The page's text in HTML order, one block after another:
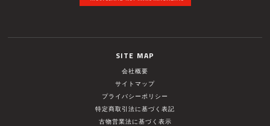
SITE MAP
会社概要
サイトマップ
プライバシーポリシー
特定商取引法に基づく表記
古物営業法に基づく表示